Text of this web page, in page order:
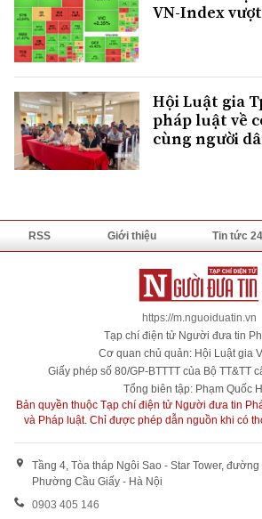
VN-Index
Hội Luật gia
pháp luật về
cùng người
RSS Giới thiệu Tin tức
https://m.nguoiduatin.vn
Tạp chí điện tử Người đưa tin
Cơ quan chủ quản: Hội Luật gia
Giấy phép số 80/GP-BTTTT của Bộ TT&TT
Tổng biên tập: Phạm Quốc
Bản quyền thuộc Tạp chí điện tử Người đưa tin
và Pháp luật. Chỉ được phép dẫn nguồn khi có
Tầng 4, Tòa tháp Ngôi Sao - Star Tower,
Phường Cầu Giấy - Hà Nội
0903 405 146